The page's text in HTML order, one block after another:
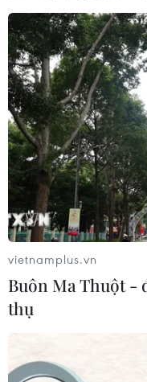
Ukraine tiếp tục dội
tảng bán lẻ lớn tại
03/08/2026 15:02
Lãnh đạo EU kêu
giới
vietnamplus.vn
Buôn Ma Thuột -
thụ